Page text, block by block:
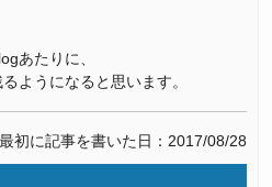
あたりに、
ようになると思います。
最初に記事を書いた日：2017/08/28